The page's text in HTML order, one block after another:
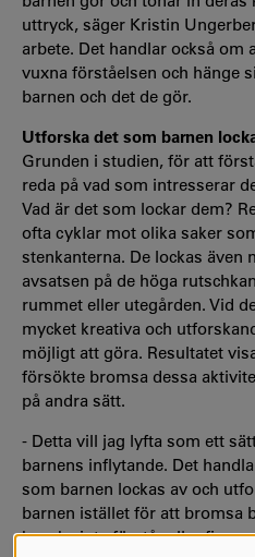
uttryck, säger Kristin
arbete. Det handlar också om
vuxna förståelsen och hänge
barnen och det de gör.
Utforska det som barnen
Grunden i studien, för att
reda på vad som intresserar
Vad är det som lockar dem?
ofta cyklar mot olika saker
stenkanterna. De lockas även
avsatsen på de höga
rummet eller utegården. Vid
mycket kreativa och
möjligt att göra. Resultatet
försökte bromsa dessa
på andra sätt.
- Detta vill jag lyfta som ett
barnens inflytande. Det
som barnen lockas av och
barnen istället för att bromsa
kanske inte förstår eller finner